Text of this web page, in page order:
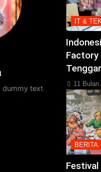
dummy text
IT &
Factory
11 Bulan
BERITA